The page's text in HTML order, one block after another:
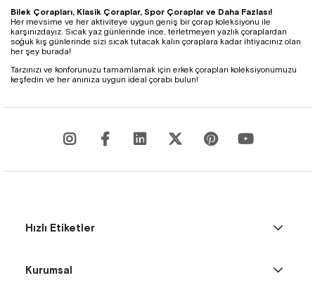
Bilek Çorapları, Klasik Çoraplar, Spor Çoraplar ve Daha Fazlası!
Her mevsime ve her aktiviteye uygun geniş bir çorap koleksiyonu ile
karşınızdayız. Sıcak yaz günlerinde ince, terletmeyen yazlık çoraplardan
soğuk kış günlerinde sizi sıcak tutacak kalın çoraplara kadar ihtiyacınız olan
her şey burada!
Tarzınızı ve konforunuzu tamamlamak için erkek çorapları koleksiyonumuzu
keşfedin ve her anınıza uygun ideal çorabı bulun!
Hızlı Etiketler
Kurumsal